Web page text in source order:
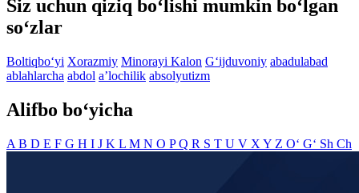
Siz uchun qiziq bo‘lishi mumkin bo‘lgan
so‘zlar
Boltiqbo‘yi Xorazmiy Minorayi Kalon G‘ijduvoniy abadulabad
ablahlarcha abdol aʼlochilik absolyutizm
Alifbo bo‘yicha
A B D E F G H I J K L M N O PQ R S T U V X Y Z O‘ G‘ Sh Ch